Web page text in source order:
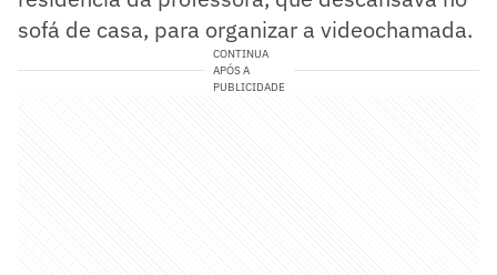
sofá de casa, para organizar a videochamada.
CONTINUA
APÓS A
PUBLICIDADE